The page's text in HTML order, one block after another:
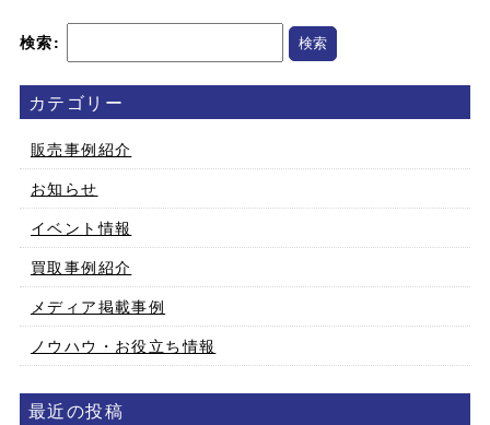
検索:
カテゴリー
販売事例紹介
お知らせ
イベント情報
買取事例紹介
メディア掲載事例
ノウハウ・お役立ち情報
最近の投稿